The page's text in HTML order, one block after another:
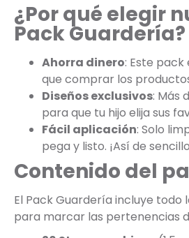
¿Por qué elegir
Pack Guardería?
Ahorra dinero: Este
que comprar los
Diseños exclusivos: Más
para que tu hijo elija sus
Fácil aplicación: Solo
pega y listo. ¡Así de
Contenido del
El Pack Guardería incluye todo
para marcar las pertenencias